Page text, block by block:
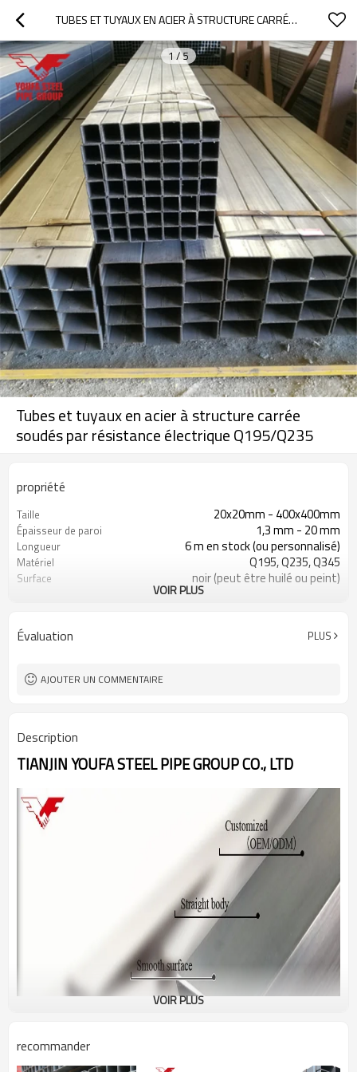
TUBES ET TUYAUX EN ACIER À STRUCTURE CARRÉE SOUDÉS PAR RÉSISTANCE ÉLECTRIQUE Q195/Q235
1 /5
Tubes et tuyaux en acier à structure carrée
soudés par résistance électrique Q195/Q235
propriété
Taille 20x20mm - 400x400mm
Épaisseur de paroi 1,3 mm - 20 mm
Longueur 6 m en stock (ou personnalisé)
Matériel Q195, Q235, Q345
Surface noir (peut être huilé ou peint)
en paquets avec emballage PVC
Standard
Lignes de production 10
Application
VOIR PLUS
Évaluation PLUS
AJOUTER UN COMMENTAIRE
Description
TIANJIN YOUFA STEEL PIPE GROUP CO., LTD
VOIR PLUS
recommander